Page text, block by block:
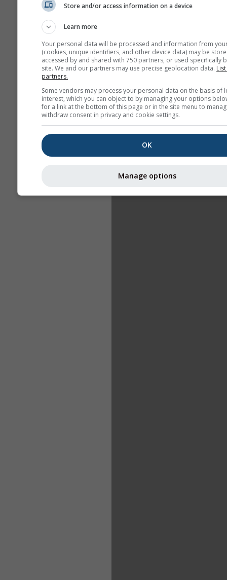
Store and/or access information on a device
Learn more
Your personal data will be processed and information from
(cookies, unique identifiers, and other device data) may be
accessed by and shared with 750 partners, or used specifically
site. We and our partners may use precise geolocation data.
partners.
Some vendors may process your personal data on the basis of
interest, which you can object to by managing your options
for a link at the bottom of this page or in the site menu to
withdraw consent in privacy and cookie settings.
OK
Manage options